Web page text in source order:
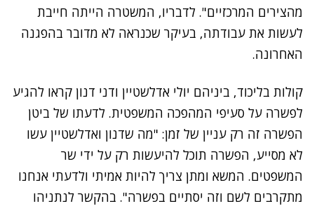
מהצירים המרכזיים". לדבריו, המשטרה הייתה חייבת
לעשות את עבודתה, בעיקר שכנראה לא מדובר בהפגנה
האחרונה.
קולות בליכוד, ביניהם יולי אדלשטיין ודני דנון קראו להגיע
לפשרה על סעיפי המהפכה המשפטית. לדעתו של ביטן
הפשרה זה רק עניין של זמן: "מה שדנון ואדלשטיין עשו
לא מסייע, הפשרה תוכל להיעשות רק על ידי שר
המשפטים. המשא ומתן צריך להיות אמיתי ולדעתי אנחנו
מתקרבים לשם וזה יסתיים בפשרה". בהקשר לנתניהו